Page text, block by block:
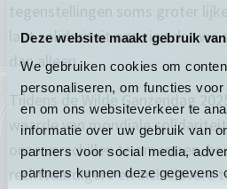
Deze website maakt gebruik
We gebruiken cookies om
personaliseren, om functies
en om ons websiteverkeer te
informatie over uw gebruik van
partners voor social media,
partners kunnen deze gegevens
tegenstellingen soms groter
laat solidariteit ons zien dat we
dan alleen.
Tijdens de Wilde Ganzendag
waarde van mondiale
onze verschillen te omarmen,
rechtvaardigere en inclusievere